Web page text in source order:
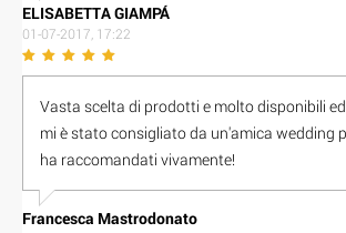
E L I S A B E T T A G I A M P Á
01-07-2017, 17:22
Vasta scelta di prodotti e molto disponibili
mi è stato consigliato da un'amica wedding
ha raccomandati vivamente!
Francesca Mastrodonato